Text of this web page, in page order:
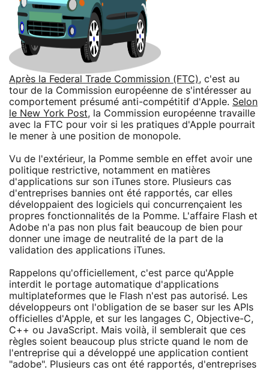
Après la Federal Trade Commission (FTC), c'est au
tour de la Commission européenne de s'intéresser au
comportement présumé anti-compétitif d'Apple. Selon
le New York Post, la Commission européenne travaille
avec la FTC pour voir si les pratiques d'Apple pourrait
le mener à une position de monopole.
Vu de l'extérieur, la Pomme semble en effet avoir une
politique restrictive, notamment en matières
d'applications sur son iTunes store. Plusieurs cas
d'entreprises bannies ont été rapportés, car elles
développaient des logiciels qui concurrençaient les
propres fonctionnalités de la Pomme. L'affaire Flash et
Adobe n'a pas non plus fait beaucoup de bien pour
donner une image de neutralité de la part de la
validation des applications iTunes.
Rappelons qu'officiellement, c'est parce qu'Apple
interdit le portage automatique d'applications
multiplateformes que le Flash n'est pas autorisé. Les
développeurs ont l'obligation de se baser sur les APIs
officielles d'Apple, et sur les langages C, Objective-C,
C++ ou JavaScript. Mais voilà, il semblerait que ces
règles soient beaucoup plus stricte quand le nom de
l'entreprise qui a développé une application contient
"adobe". Plusieurs cas ont été rapportés, d'entreprises